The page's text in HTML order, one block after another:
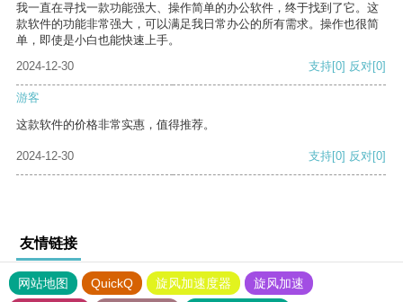
我一直在寻找一款功能强大、操作简单的办公软件，终于找到了它。这
款软件的功能非常强大，可以满足我日常办公的所有需求。操作也很简
单，即使是小白也能快速上手。
2024-12-30
支持[0] 反对[0]
游客
这款软件的价格非常实惠，值得推荐。
2024-12-30 支持[0] 反对[0]
友情链接
网站地图 QuickQ 旋风加速度器
旋风加速